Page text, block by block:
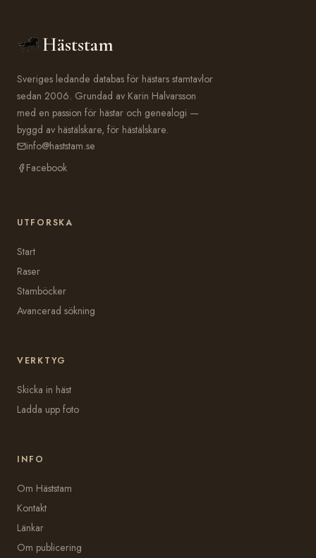
Häststam
Sveriges ledande databas för hästars stamtavlor
sedan 2006. Grundad av Karin Halvarsson
med en passion för hästar och genealogi —
byggd av hästälskare, för hästälskare.
info@haststam.se
Facebook
UTFORSKA
Start
Raser
Stamböcker
Avancerad sökning
VERKTYG
Skicka in häst
Ladda upp foto
INFO
Om Häststam
Kontakt
Länkar
Om publicering